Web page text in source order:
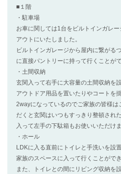
■１階
・駐車場
お車に関しては1台をビルトインガレ
アウトにいたしました。
ビルトインガレージから屋内に繋がる
に直接パントリーに持って行くことがで
・土間収納
玄関入って右手に大容量の土間収納を設
アウトドア用品を置いたりやコートを
2wayになっているのでご家族の皆様
だくと玄関はいつもすっきり整頓され
入って左手の下駄箱もお使いいただけま
・ホール
LDKに入る直前にトイレと手洗いを設
家族のスペースに入って行くことができ
また、トイレとの間にリビング収納を